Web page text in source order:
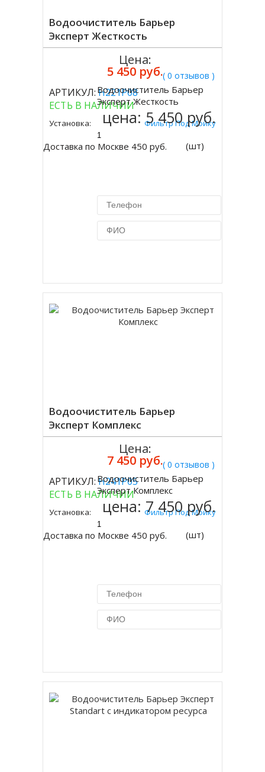
Водоочиститель Барьер
Эксперт Жесткость
( 0 отзывов )
АРТИКУЛ:Н221Р08
ЕСТЬ В НАЛИЧИИ
Установка: Фильтр Под Мойку
Доставка по Москве 450 руб.
Цена:
5 450 руб.
Купить
Водоочиститель Барьер
Эксперт Жесткость
цена:5 450 руб.
(шт)
Водоочиститель Барьер
Эксперт Комплекс
( 0 отзывов )
АРТИКУЛ:Н241Р05
ЕСТЬ В НАЛИЧИИ
Установка: Фильтр Под Мойку
Доставка по Москве 450 руб.
Цена:
7 450 руб.
Купить
Водоочиститель Барьер
Эксперт Комплекс
цена:7 450 руб.
(шт)